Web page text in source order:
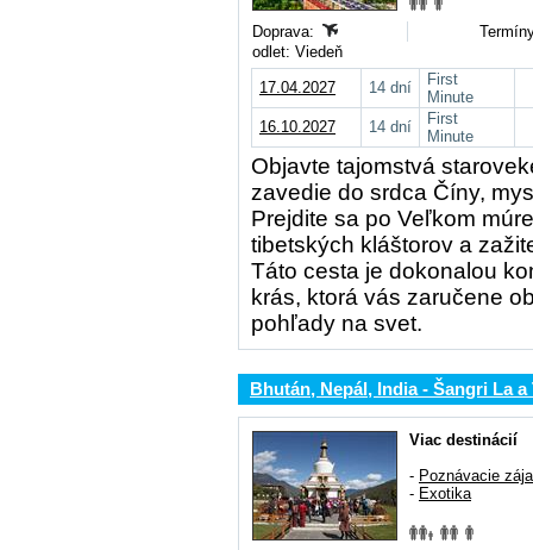
Doprava:
odlet: Viedeň
17.04.2027
14 dní
First
Minute
16.10.2027
14 dní
First
Minute
Objavte tajomstvá
zavedie do srdca Číny,
Prejdite sa po Veľkom
tibetských kláštorov a
Táto cesta je dokonalou
krás, ktorá vás zaručene
pohľady na svet.
Bhután, Nepál, India - Šangri La a
Viac destinácií
- Poznávacie
- Exotika